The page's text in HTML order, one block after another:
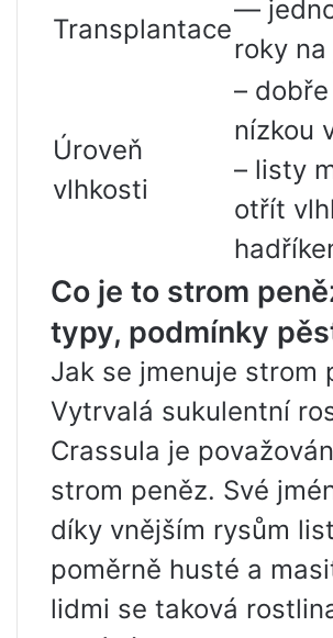
Transplantace
—
roky na
Úroveň
vlhkosti
–
nízkou
– listy
otřít
Co je to strom
typy, podmínky
Jak se jmenuje strom
Vytrvalá sukulentní
Crassula je
strom peněz. Své
díky vnějším rysům
poměrně husté a
lidmi se taková